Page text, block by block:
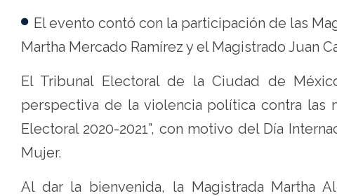
Ciudad
México
El evento contó con la participación de las
Martha Mercado Ramírez y el Magistrado Juan
El Tribunal Electoral de la Ciudad de
perspectiva de la violencia política contra las
Electoral 2020-2021”, con motivo del Día
Mujer.
Al dar la bienvenida, la Magistrada Martha